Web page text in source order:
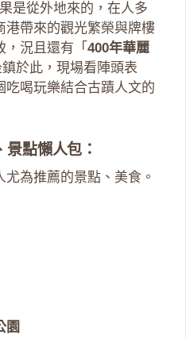
是從外地來的，在人多
港帶來的觀光繁榮與牌樓
，況且還有「 400年華麗
鎮於此，現場看陣頭表
吃喝玩樂結合古蹟人文的
點懶人包：
為推薦的景點、美食。
園